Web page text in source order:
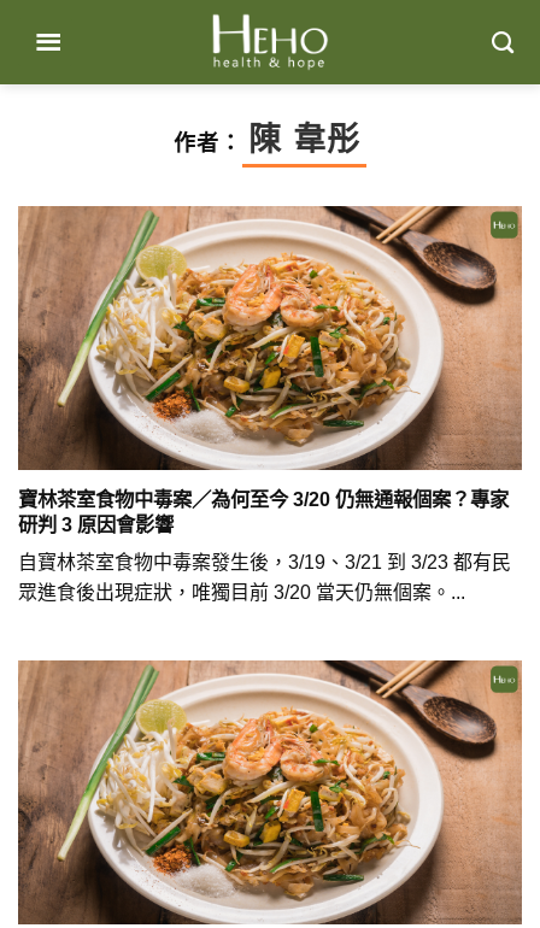
content
作者： 陳 韋彤
寶林茶室食物中毒案／為何至今 3/20 仍無通報個案？專家
研判 3 原因會影響
自寶林茶室食物中毒案發生後，3/19、3/21 到 3/23 都有民
眾進食後出現症狀，唯獨目前 3/20 當天仍無個案。...